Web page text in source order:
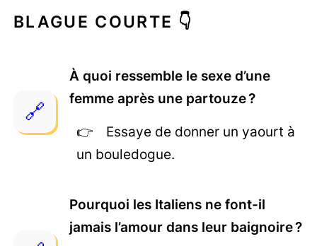
BLAGUE COURTE 👇
À quoi ressemble le sexe d’une
femme après une partouze ?
Essaye de donner un yaourt à
un bouledogue.
Pourquoi les Italiens ne font-il
jamais l’amour dans leur baignoire ?